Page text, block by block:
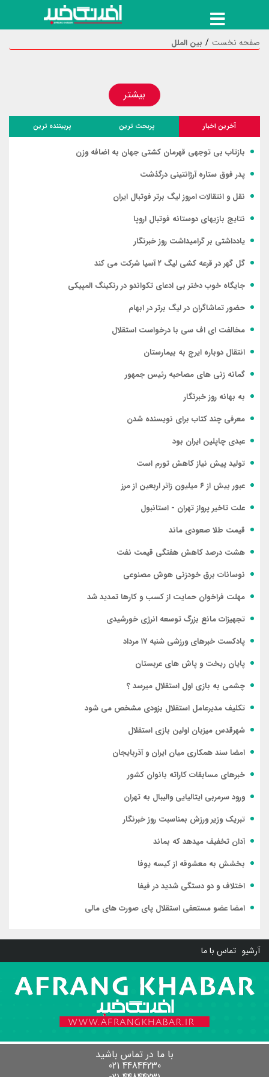
صفحه نخست بین الملل
بیشتر
آخرین اخبار پربحث ترین پربیننده ترین
بازتاب بی توجهی قهرمان کشتی جهان به اضافه وزن
پدر فوق ستاره آرژانتینی درگذشت
نقل و انتقالات امروز لیگ برتر فوتبال ایران
نتایج بازیهای دوستانه فوتبال اروپا
یادداشتی بر گرامیداشت روز خبرنگار
گل گهر در قرعه کشی لیگ ۲ آسیا شرکت می کند
جایگاه خوب دختر بی ادعای تکواندو در رنکینگ المپیکی
حضور تماشاگران در لیگ برتر در ابهام
مخالفت ای اف سی با درخواست استقلال
انتقال دوباره ایرج به بیمارستان
گمانه زنی های مصاحبه رئیس جمهور
به بهانه روز خبرنگار
معرفی چند کتاب برای نویسنده شدن
عبدی چاپلین ایران بود
تولید پیش نیاز کاهش تورم است
عبور بیش از ۶ میلیون زائر اربعین از مرز
علت تاخیر پرواز تهران - استانبول
قیمت طلا صعودی ماند
هشت درصد کاهش هفتگی قیمت نفت
نوسانات برق خودزنی هوش مصنوعی
مهلت فراخوان حمایت از کسب و کارها تمدید شد
تجهیزات مانع بزرگ توسعه انرژی خورشیدی
پادکست خبرهای ورزشی شنبه ۱۷ مرداد
پایان ریخت و پاش های عربستان
چشمی به بازی اول استقلال میرسد ؟
تکلیف مدیرعامل استقلال بزودی مشخص می شود
شهرقدس میزبان اولین بازی استقلال
امضا سند همکاری میان ایران و آذربایجان
خبرهای مسابقات کاراته بانوان کشور
ورود سرمربی ایتالیایی والیبال به تهران
تبریک وزیر ورزش بمناسبت روز خبرنگار
آدان تخفیف میدهد که بماند
بخشش به معشوقه از کیسه یوفا
اختلاف و دو دستگی شدید در فیفا
امضا عضو مستعفی استقلال پای صورت های مالی
آرشیو تماس با ما
با ما در تماس باشید
44844230 021